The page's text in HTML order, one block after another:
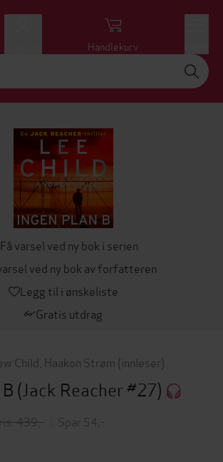
Handlekurv
Få varsel ved ny bok i serien
ved ny bok av forfatteren
Legg til i ønskeliste
Gratis utdrag
Child Haakon Strøm (innleser)
(Jack Reacher #27)
439,- Spar 54,-